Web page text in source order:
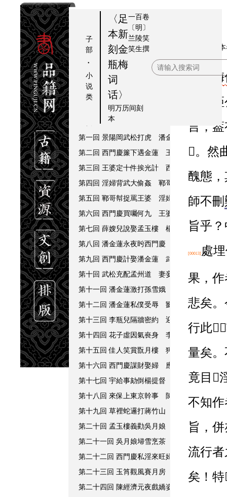
子
部
·
小
说
类
〈足
本新
刻金
瓶梅
词
话〉
一百卷
〔明〕
兰陵笑
笑生撰
明万历间刻
本
提要
例言
金瓶梅詞話序
金瓶梅序
第一回 景陽岡武松打虎 潘金蓮嫌夫賣風月
第二回 西門慶簾下遇金蓮 王婆子貪賄說風情
第三回 王婆定十件挨光計 西門慶茶房戲金蓮
第四回 淫婦背武大偷姦 鄆哥不憤閙茶肆
第五回 鄆哥幇捉罵王婆 淫婦藥酖武大郎
第六回 西門慶買囑何九 王婆打酒遇大雨
第七回 薛嫂兒說娶孟玉樓 楊姑娘氣罵張四舅
第八回 潘金蓮永夜盻西門慶 燒夫靈和尚聽淫
第九回 西門慶計娶潘金蓮 武都頭誤打李外傳
第十回 武松充配孟州道 妻妾翫賞芙蓉亭
第十一回 潘金蓮激打孫雪娥 西門慶梳籠李桂
第十二回 潘金蓮私僕受辱 劉理星魘勝貪財
第十三回 李瓶兒隔牆密約 迎春女窺隙偷光
第十四回 花子虛因氣䘮身 李瓶兒送奸赴會
第十五回 佳人笑賞翫月樓 狎客封闝麗春院
第十六回 西門慶謀財娶婦 應伯爵喜慶追歡
第十七回 宇給事劾倒楊提督 李瓶兒招贅蔣竹
第十八回 來保上東京幹事 陳經濟花園管工
第十九回 草裡蛇邏打蔣竹山 李瓶兒情感西門
第二十回 孟玉樓義勸吳月娘 西門慶大閙麗春
第二十一回 吳月娘埽雪烹茶 應伯爵替花勾使
第二十二回 西門慶私淫來旺婦 春梅正色罵李
第二十三回 玉筲觀風賽月房 金蓮竊聽藏春梅
第二十四回 陳經濟元夜戲嬌姿 惠祥怒詈來旺
金瓶
時一
言，
󿀌。然
醜態
師不刪
旨乎
[00013] 處
果，
悲矣
行此󿀂
量矣
竟目󿀁
不知
旨，
流行
矣！